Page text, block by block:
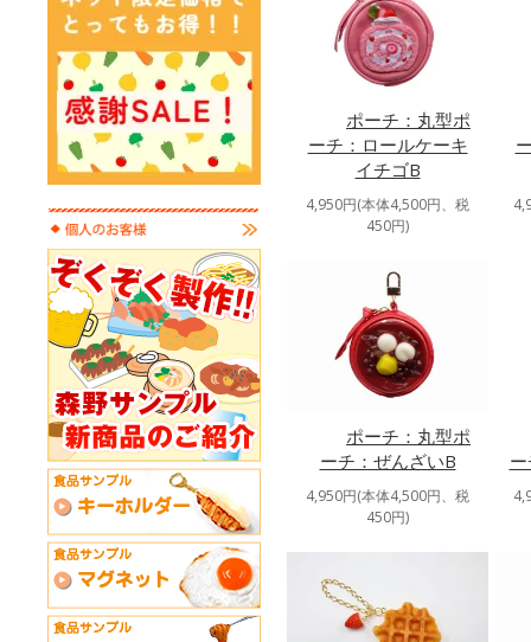
ポーチ：丸型ポ
ーチ：ロールケーキ
イチゴB
4,950円(本体4,500円、税
450円)
ポーチ：丸型ポ
ーチ：ぜんざいB
4,950円(本体4,500円、税
450円)